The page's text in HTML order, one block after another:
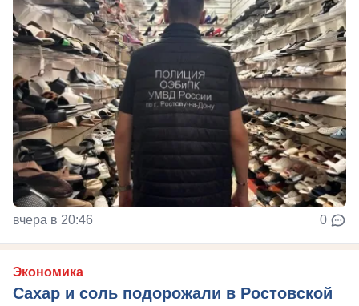
вчера в 20:46 0
Экономика
Сахар и соль подорожали в Ростовской